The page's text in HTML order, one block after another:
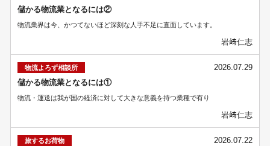
儲かる物流業となるには②
物流業界は今、かつてないほど深刻な人手不足に直面しています。
岩﨑仁志
物流よろず相談所
2026.07.29
儲かる物流業となるには①
物流・運送は我が国の経済に対して大きな意義を持つ業種で有り
岩﨑仁志
旅するお荷物
2026.07.22